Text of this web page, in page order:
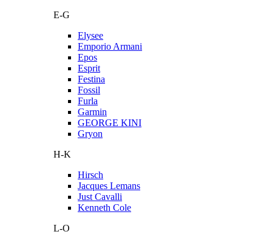
E-G
Elysee
Emporio Armani
Epos
Esprit
Festina
Fossil
Furla
Garmin
GEORGE KINI
Gryon
H-K
Hirsch
Jacques Lemans
Just Cavalli
Kenneth Cole
L-O